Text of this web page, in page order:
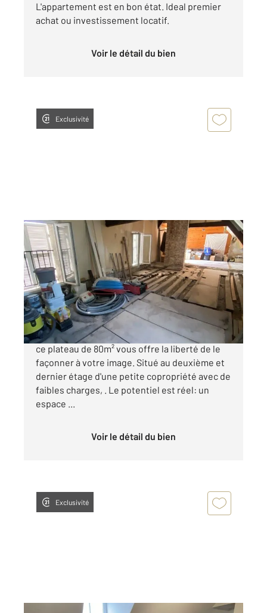
L'appartement est en bon état. Ideal premier
achat ou investissement locatif.
Voir le détail du bien
Exclusivité
BOISSY ST LEGER 94
54,12 m2 , 3 pièces
Ref : 44765
Appartement Loft à vendre
150 000 €
Au cœur du centreville de BoissySaintLéger,
ce plateau de 80m² vous offre la liberté de le
façonner à votre image. Situé au deuxième et
dernier étage d'une petite copropriété avec de
faibles charges, . Le potentiel est réel: un
espace ...
Voir le détail du bien
Exclusivité